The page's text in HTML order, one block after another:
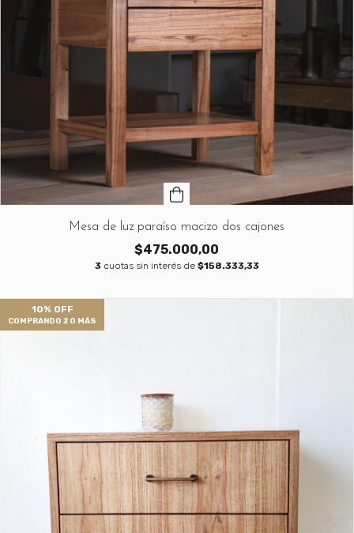
Mesa de luz paraíso macizo dos cajones
$475.000,00
3 cuotas sin interés de $158.333,33
10% OFF
COMPRANDO 2 O MÁS